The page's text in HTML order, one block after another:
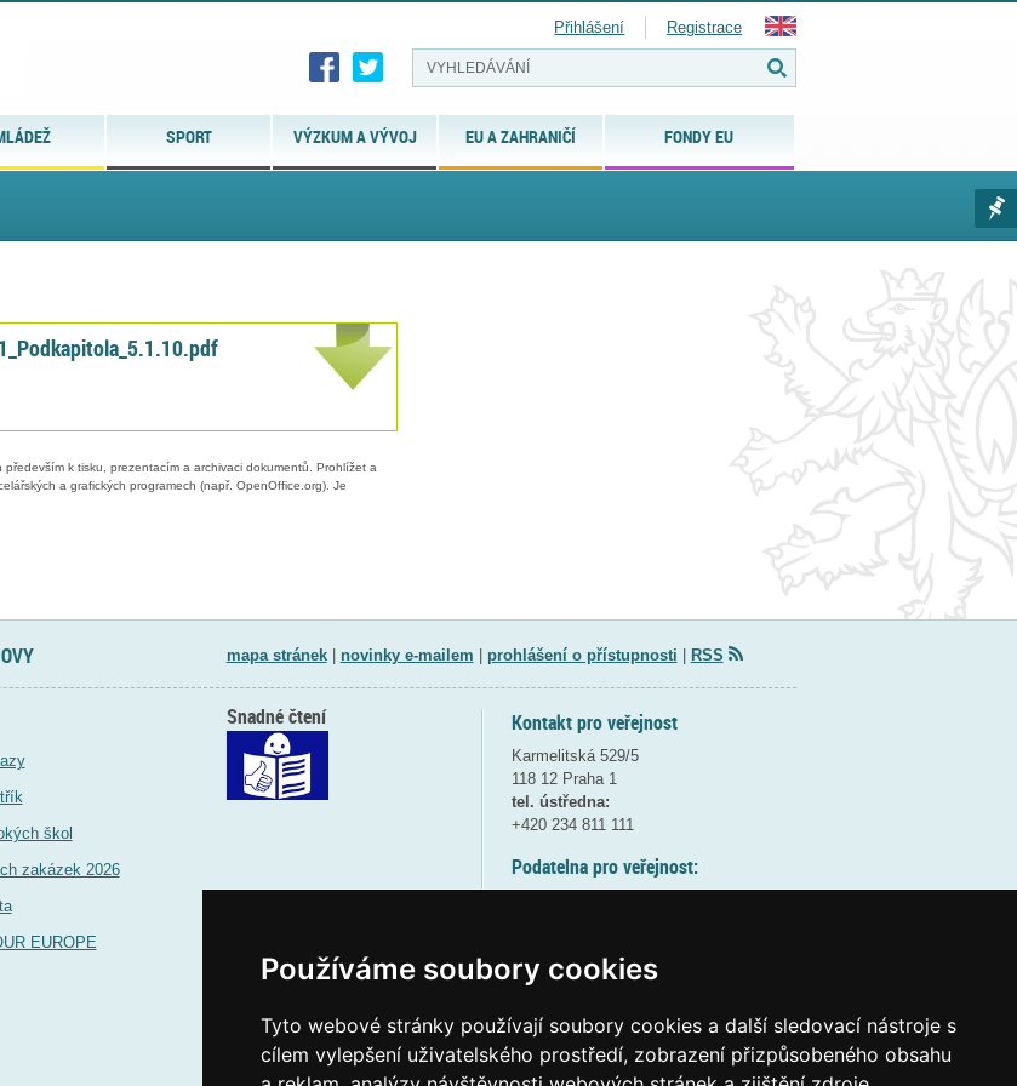
Používáme soubory cookies
Tyto webové stránky používají soubory cookies a další sledovací nástroje s
cílem vylepšení uživatelského prostředí, zobrazení přizpůsobeného obsahu
SPORT VÝZKUM A VÝVOJ EU A ZAHRANIČÍ FONDY EU
Přihlášení Registrace
k tisku, prezentacím a archivaci dokumentů. Prohlížet a
a grafických programech (např. OpenOffice.org). Je
mapa stránek| novinky e-mailem prohlášení o přístupnosti RSS
škol
zakázek 2026
EUROPE
Kontakt pro veřejnost
Karmelitská 529/5
118 12 Praha 1
tel. ústředna:
+420 234 811 111
Podatelna pro veřejnost:
(více informací
Elektronická podatelna:
Snadné čtení